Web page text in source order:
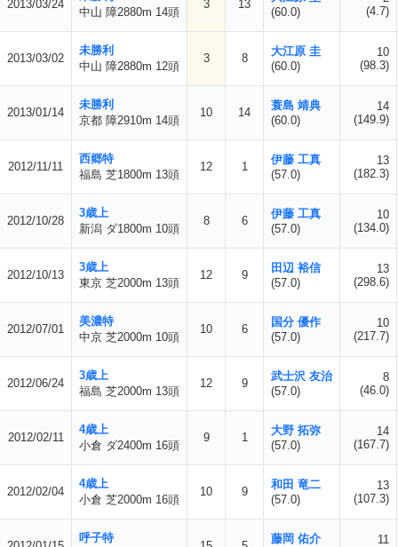
2013/03/24
中山 障2880m 14頭
3 13
(60.0)
(4.7)
2013/03/02
未勝利
中山 障2880m 12頭
3 8
大江原 圭
(60.0)
10
(98.3)
2013/01/14
未勝利
京都 障2910m 14頭
10 14
蓑島 靖典
(60.0)
14
(149.9)
2012/11/11
西郷特
福島 芝1800m 13頭
12 1
伊藤 工真
(57.0)
13
(182.3)
2012/10/28
3歳上
新潟 ダ1800m 10頭
8 6
伊藤 工真
(57.0)
10
(134.0)
2012/10/13
3歳上
東京 芝2000m 13頭
12 9
田辺 裕信
(57.0)
13
(298.6)
2012/07/01
美濃特
中京 芝2000m 10頭
10 6
国分 優作
(57.0)
10
(217.7)
2012/06/24
3歳上
福島 芝2000m 13頭
12 9
武士沢 友治
(57.0)
8
(46.0)
2012/02/11
4歳上
小倉 ダ2400m 16頭
9 1
大野 拓弥
(57.0)
14
(167.7)
2012/02/04
4歳上
小倉 芝2000m 16頭
10 9
和田 竜二
(57.0)
13
(107.3)
呼子特 藤岡 佑介
11